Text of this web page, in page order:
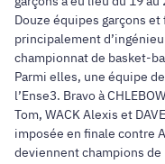
Douze équipes garçons
principalement
championnat de basket-
Parmi elles, une équipe
l’Ense3. Bravo à
Tom, WACK Alexis et
imposée en finale contre
deviennent champions de